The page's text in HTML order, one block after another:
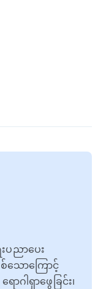
ညာပေး
သောကြောင့်
ာဂါရှာဖွေခြင်း၊